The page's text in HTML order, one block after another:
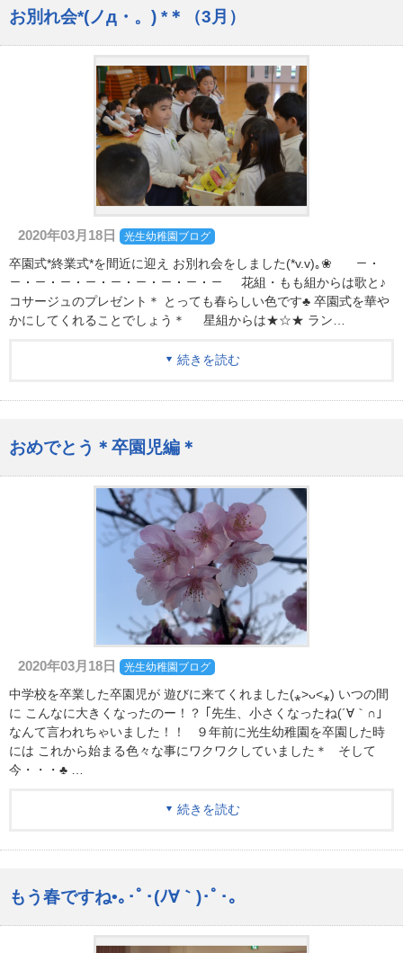
お別れ会*(ノд・。) *＊（3月）
2020年03月18日 光生幼稚園ブログ
卒園式*終業式*を間近に迎え お別れ会をしました(*v.v)｡❀ －・
－・－・－・－・－・－・－・－・－ 花組・もも組からは歌と♪
コサージュのプレゼント＊ とっても春らしい色です♣ 卒園式を華や
かにしてくれることでしょう＊ 星組からは★☆★ ラン…
続きを読む
おめでとう＊卒園児編＊
2020年03月18日 光生幼稚園ブログ
中学校を卒業した卒園児が 遊びに来てくれました(⁎˃ᴗ˂⁎) いつの間
に こんなに大きくなったのー！？ ｢先生、小さくなったね(´∀｀∩｣
なんて言われちゃいました！！ ９年前に光生幼稚園を卒園した時
には これから始まる色々な事にワクワクしていました＊ そして
今・・・♣ …
続きを読む
もう春ですね•｡･ﾟ･(ﾉ∀｀)･ﾟ･｡